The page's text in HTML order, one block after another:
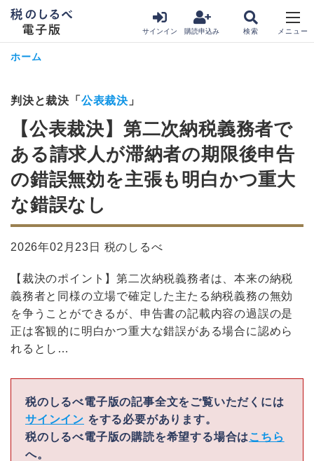
サインイン 購読申込み
ホーム
判決と裁決「 公表裁決 」
【公表裁決】第二次納税義務者で
ある請求人が滞納者の期限後申告
の錯誤無効を主張も明白かつ重大
な錯誤なし
2026年02月23日 税のしるべ
【裁決のポイント】第二次納税義務者は、本来の納税
義務者と同様の立場で確定した主たる納税義務の無効
を争うことができるが、申告書の記載内容の過誤の是
正は客観的に明白かつ重大な錯誤がある場合に認めら
れるとし…
税のしるべ電子版の記事全文をご覧いただくには
サインイン をする必要があります。
税のしるべ電子版の購読を希望する場合は こちら
へ。